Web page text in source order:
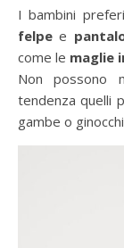
I bambini
felpe e
come le maglie
Non possono
tendenza quelli
gambe o